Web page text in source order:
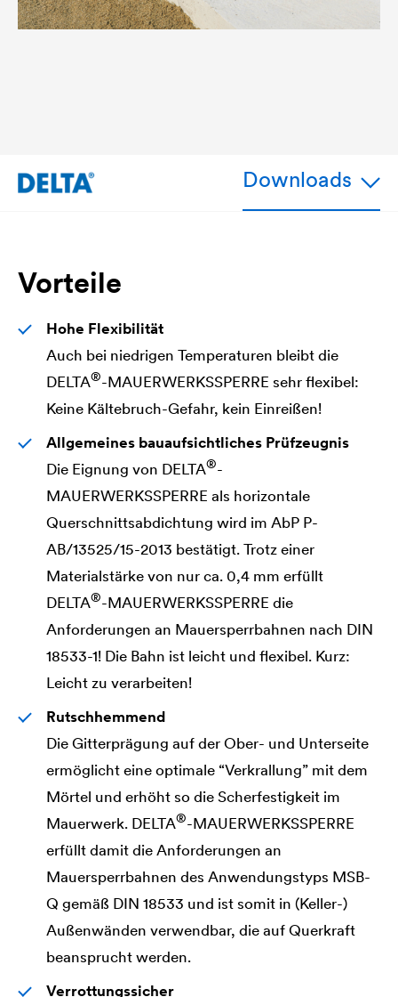
Downloads
Vorteile
Hohe Flexibilität
Auch bei niedrigen Temperaturen bleibt die
DELTA®-MAUERWERKSSPERRE sehr flexibel:
Keine Kältebruch-Gefahr, kein Einreißen!
Allgemeines bauaufsichtliches Prüfzeugnis
Die Eignung von DELTA®-
MAUERWERKSSPERRE als horizontale
Querschnittsabdichtung wird im AbP P-
AB/13525/15-2013 bestätigt. Trotz einer
Materialstärke von nur ca. 0,4 mm erfüllt
DELTA®-MAUERWERKSSPERRE die
Anforderungen an Mauersperrbahnen nach DIN
18533-1! Die Bahn ist leicht und flexibel. Kurz:
Leicht zu verarbeiten!
Rutschhemmend
Die Gitterprägung auf der Ober- und Unterseite
ermöglicht eine optimale “Verkrallung” mit dem
Mörtel und erhöht so die Scherfestigkeit im
Mauerwerk. DELTA®-MAUERWERKSSPERRE
erfüllt damit die Anforderungen an
Mauersperrbahnen des Anwendungstyps MSB-
Q gemäß DIN 18533 und ist somit in (Keller-)
Außenwänden verwendbar, die auf Querkraft
beansprucht werden.
Verrottungssicher